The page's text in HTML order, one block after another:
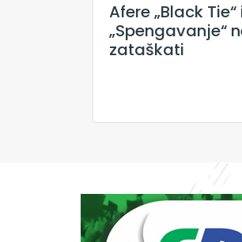
Afere „Black Tie“
„Spengavanje“
zataškati